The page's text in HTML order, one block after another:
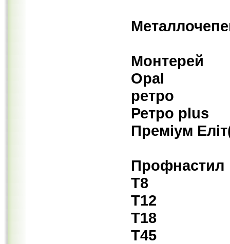
Монтерей
Opal
ретро
Ретро plus
Преміум
Профнастил
Т8
Т12
Т18
Т45